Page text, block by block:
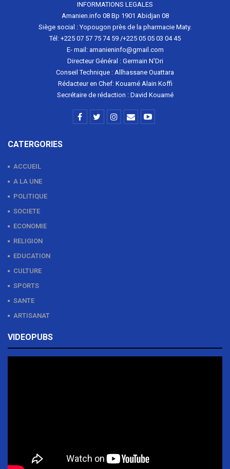
INFORMATIONS LEGALES
Amanien.info 08 Bp 1901 Abidjan 08
Siège social : Yopougon près de la pharmacie Maty.
Tél: +225 07 57 75 74 59 /+225 05 05 03 04 45
E- mail: amanieninfo@gmail.com
Directeur Général : Germain N'Dri
Conseil Technique : Allhassane Ouattara
Rédacteur en Chef: Kouamé Alain Koffi
Secrétaire de rédaction : David Kouamé
CATERGORIES
ACCUEIL
A LA UNE
POLITIQUE
SOCIETE
ECONOMIE
RELIGION
EDUCATION
CULTURE
SPORTS
SANTE
ARTISANAT
VIDEOPUBS